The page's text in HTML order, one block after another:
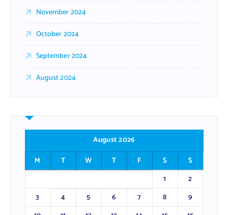
November 2024
October 2024
September 2024
August 2024
August 2026
M
T W T F S
S
1
2
3
4 5 6 7 8
9